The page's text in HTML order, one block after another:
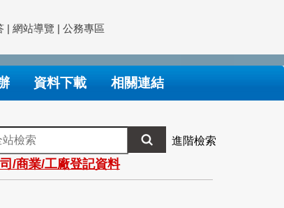
| 網站導覽 | 公務專區
資料下載 相關連結
進階檢索
/商業/工廠登記資料